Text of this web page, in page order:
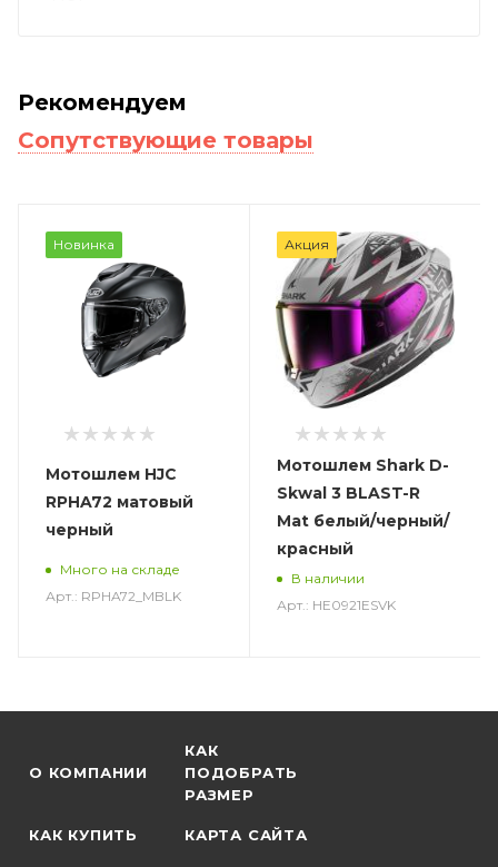
Рекомендуем
Сопутствующие товары
Новинка
Мотошлем HJC
RPHA72 матовый
черный
Много на складе
Арт.: RPHA72_MBLK
Акция
Мотошлем Shark D-
Skwal 3 BLAST-R
Mat белый/черный/
красный
В наличии
Арт.: HE0921ESVK
О КОМПАНИИ
КАК
ПОДОБРАТЬ
РАЗМЕР
КАК КУПИТЬ КАРТА САЙТА